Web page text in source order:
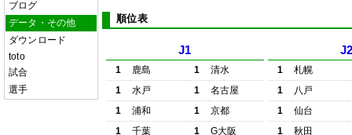
ブログ
データ・その他
ダウンロード
toto
試合
選手
順位表
J1
1 鹿島 1
清水
1
水戸 1
名古屋
1
浦和 1
京都
1
千葉 1
G大阪
1
札幌
1
八戸
1
仙台
1
秋田